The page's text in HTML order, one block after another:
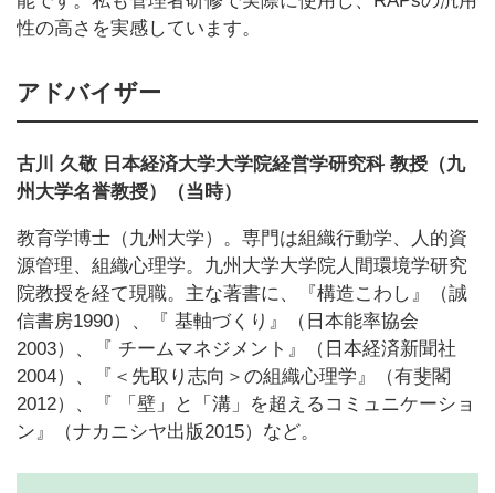
性の高さを実感しています。
アドバイザー
古川 久敬 日本経済大学大学院経営学研究科 教授（九
州大学名誉教授）（当時）
教育学博士（九州大学）。専門は組織行動学、人的資
源管理、組織心理学。九州大学大学院人間環境学研究
院教授を経て現職。主な著書に、『構造こわし』（誠
信書房1990）、『 基軸づくり』（日本能率協会
2003）、『 チームマネジメント』（日本経済新聞社
2004）、『＜先取り志向＞の組織心理学』（有斐閣
2012）、『 「壁」と「溝」を超えるコミュニケーショ
ン』（ナカニシヤ出版2015）など。